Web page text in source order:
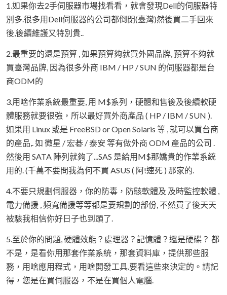
1.如果你去2手伺服器市場找看看，就會發現Dell的伺服器特
別多.很多用Dell伺服器的公司都倒閉(臺灣)然後買二手回來
後,後續維護又特別貴..
2.最重要的還是預算 , 如果預算夠就買外國品牌, 預算不夠就
買臺灣品牌, 因為很多外商 IBM / HP / SUN 的伺服器都是台
商ODM的
3.用啥作業系統最重要, 用 M$系列，硬體和售後及後續軟硬
體服務就要很強，所以最好買外商產品 ( HP / IBM / SUN ).
如果用 Linux 或是 FreeBSD or Open Solaris 等 , 就可以買台商
的產品,. 如 微星 / 宏碁 / 泰安 等有做外商 ODM 產品的公司 .
然後用 SATA 陣列就夠了...SAS 是給用M$那嬌貴的作業系統
用的. (千萬不要問我為何不買 ASUS ( 阿!速死 ) 那家的.
4.不要只規劃伺服器，你的防毒，防駭軟體及 及時監控軟體 ,
電力備援 , 頻寬備援等等都是要規劃的部份, 不然買了後天天
被駭我相信你好日子也到頭了.
5.至於你的問題, 硬體效能？處理器？記憶體？還是硬碟？ 都
不是，是看你用那套作業系統，那套資料庫，提供那些服
務，用啥應用程式，用啥開發工具.要看這些來決定的。請記
得，您是在買伺服器，不是在買個人電腦.